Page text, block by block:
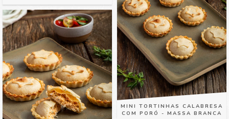
MINI TORTINHAS CALABRESA
COM PORÓ - MASSA BRANCA